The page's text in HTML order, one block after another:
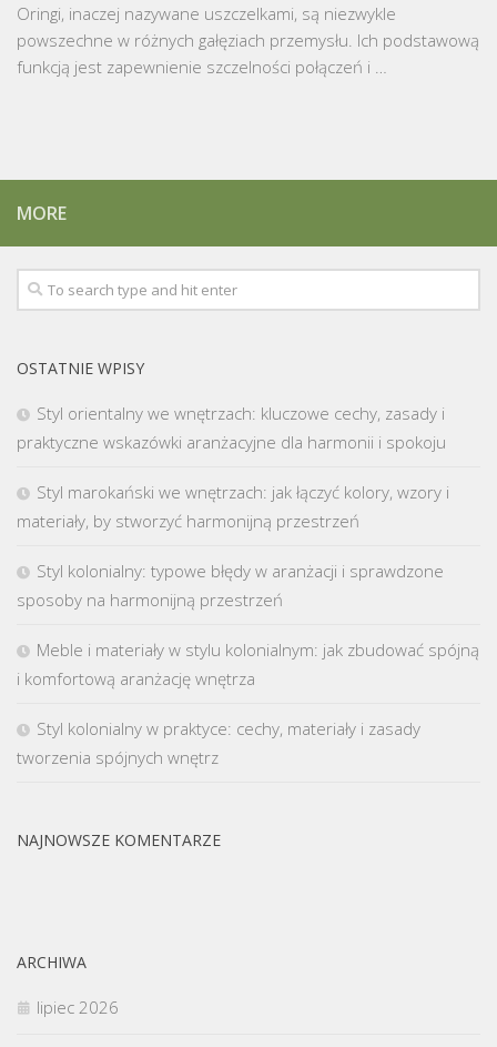
Oringi, inaczej nazywane uszczelkami, są niezwykle
powszechne w różnych gałęziach przemysłu. Ich podstawową
funkcją jest zapewnienie szczelności połączeń i …
MORE
OSTATNIE WPISY
Styl orientalny we wnętrzach: kluczowe cechy, zasady i
praktyczne wskazówki aranżacyjne dla harmonii i spokoju
Styl marokański we wnętrzach: jak łączyć kolory, wzory i
materiały, by stworzyć harmonijną przestrzeń
Styl kolonialny: typowe błędy w aranżacji i sprawdzone
sposoby na harmonijną przestrzeń
Meble i materiały w stylu kolonialnym: jak zbudować spójną
i komfortową aranżację wnętrza
Styl kolonialny w praktyce: cechy, materiały i zasady
tworzenia spójnych wnętrz
NAJNOWSZE KOMENTARZE
ARCHIWA
lipiec 2026